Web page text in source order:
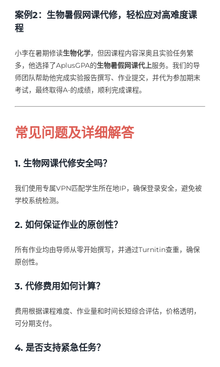
案例2：生物暑假网课代修，轻松应对高难度课
程
小李在暑期修读生物化学，但因课程内容深奥且实验任务繁
多，他选择了AplusGPA的生物暑假网课代上服务。我们的导
师团队帮助他完成实验报告撰写、作业提交，并代为参加期末
考试，最终取得A-的成绩，顺利完成课程。
常见问题及详细解答
1. 生物网课代修安全吗？
我们使用专属VPN匹配学生所在地IP，确保登录安全，避免被
学校系统检测。
2. 如何保证作业的原创性？
所有作业均由导师从零开始撰写，并通过Turnitin查重，确保
原创性。
3. 代修费用如何计算？
费用根据课程难度、作业量和时间长短综合评估，价格透明，
可分期支付。
4. 是否支持紧急任务？